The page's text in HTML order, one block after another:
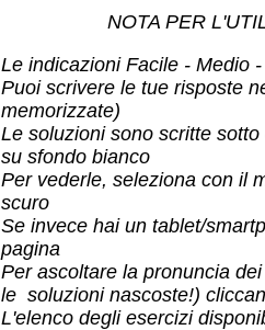
NOTA PER
Le indicazioni Facile - Medio
Puoi scrivere le tue risposte
memorizzate)
Le soluzioni sono scritte
su sfondo bianco
Per vederle, seleziona con il
scuro
Se invece hai un tablet/
pagina
Per ascoltare la pronuncia
le soluzioni nascoste!)
L'elenco degli esercizi